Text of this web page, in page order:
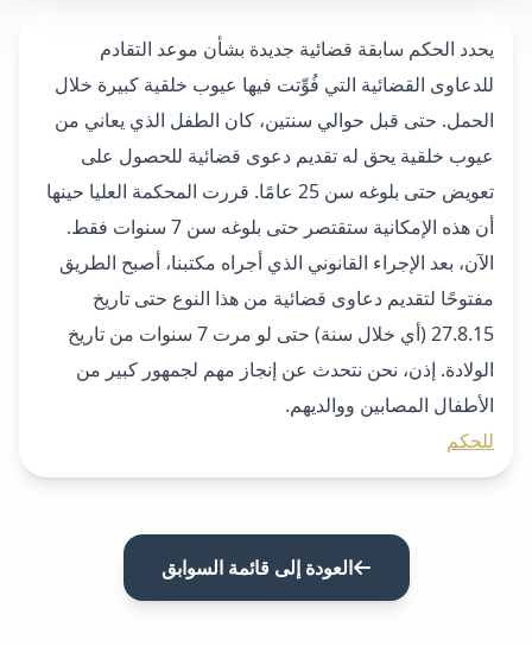
يحدد الحكم سابقة قضائية جديدة بشأن موعد التقادم
للدعاوى القضائية التي فُوِّتت فيها عيوب خلقية كبيرة خلال
الحمل. حتى قبل حوالي سنتين، كان الطفل الذي يعاني من
عيوب خلقية يحق له تقديم دعوى قضائية للحصول على
تعويض حتى بلوغه سن 25 عامًا. قررت المحكمة العليا حينها
أن هذه الإمكانية ستقتصر حتى بلوغه سن 7 سنوات فقط.
الآن، بعد الإجراء القانوني الذي أجراه مكتبنا، أصبح الطريق
مفتوحًا لتقديم دعاوى قضائية من هذا النوع حتى تاريخ
27.8.15 (أي خلال سنة) حتى لو مرت 7 سنوات من تاريخ
الولادة. إذن، نحن نتحدث عن إنجاز مهم لجمهور كبير من
الأطفال المصابين ووالديهم.
للحكم
العودة إلى قائمة السوابق